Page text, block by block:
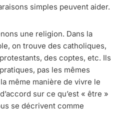
simples peuvent aider.
une religion. Dans la
on trouve des catholiques,
des coptes, etc. Ils
pas les mêmes
même manière de vivre le
sur ce qu’est « être »
se décrivent comme